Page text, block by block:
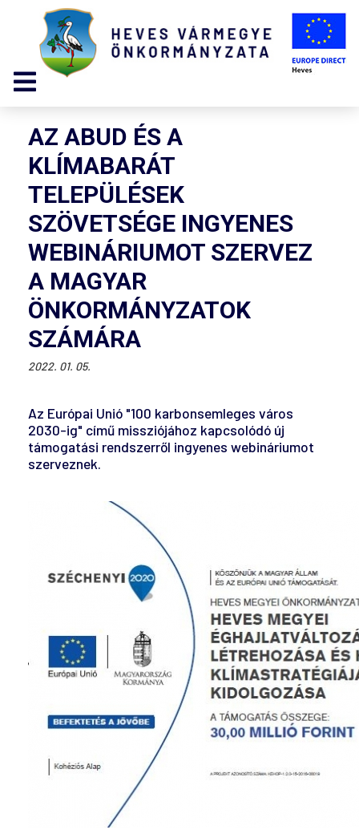
AZ ABUD ÉS A
KLÍMABARÁT
TELEPÜLÉSEK
SZÖVETSÉGE INGYENES
WEBINÁRIUMOT SZERVEZ
A MAGYAR
ÖNKORMÁNYZATOK
SZÁMÁRA
2022. 01. 05.
Az Európai Unió "100 karbonsemleges város
2030-ig" című missziójához kapcsolódó új
támogatási rendszerről ingyenes webináriumot
szerveznek.